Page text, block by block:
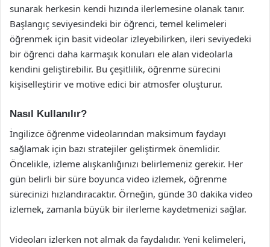
sunarak herkesin kendi hızında ilerlemesine olanak tanır.
Başlangıç seviyesindeki bir öğrenci, temel kelimeleri
öğrenmek için basit videolar izleyebilirken, ileri seviyedeki
bir öğrenci daha karmaşık konuları ele alan videolarla
kendini geliştirebilir. Bu çeşitlilik, öğrenme sürecini
kişiselleştirir ve motive edici bir atmosfer oluşturur.
Nasıl Kullanılır?
İngilizce öğrenme videolarından maksimum faydayı
sağlamak için bazı stratejiler geliştirmek önemlidir.
Öncelikle, izleme alışkanlığınızı belirlemeniz gerekir. Her
gün belirli bir süre boyunca video izlemek, öğrenme
sürecinizi hızlandıracaktır. Örneğin, günde 30 dakika video
izlemek, zamanla büyük bir ilerleme kaydetmenizi sağlar.
Videoları izlerken not almak da faydalıdır. Yeni kelimeleri,